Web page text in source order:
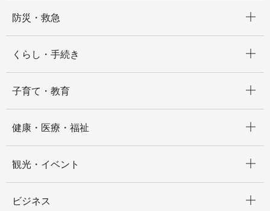
防災・救急
くらし・手続き
子育て・教育
健康・医療・福祉
観光・イベント
ビジネス